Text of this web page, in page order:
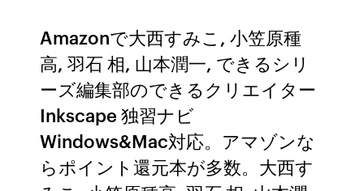
Amazonで大西すみこ, 小笠原種
高, 羽石 相, 山本潤一, できるシリ
ーズ編集部のできるクリエイター
Inkscape 独習ナビ
Windows&Mac対応。アマゾンな
らポイント還元本が多数。大西す